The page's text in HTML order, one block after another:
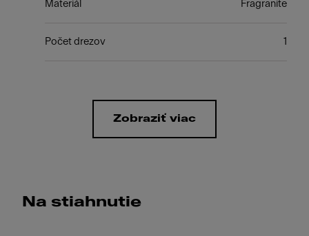
Materiál Fragranite
Počet drezov 1
Zobraziť viac
Na stiahnutie